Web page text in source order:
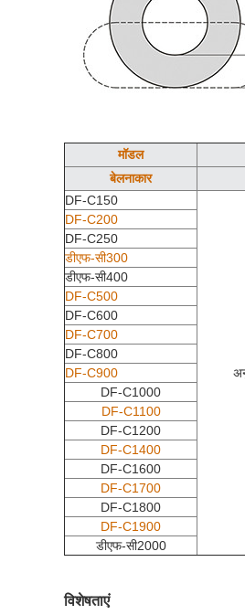
मॉडल
बेलनाकार
DF-C150
DF-C200
DF-C250
डीएफ-सी300
डीएफ-सी400
DF-C500
DF-C600
DF-C700
DF-C800
DF-C900
DF-C1000
DF-C1100
DF-C1200
DF-C1400
DF-C1600
DF-C1700
DF-C1800
DF-C1900
डीएफ-सी2000
विशेषताएं